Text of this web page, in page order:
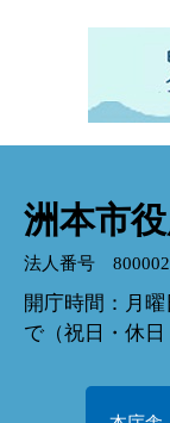
洲本市
法人番号
開庁時間：月
で（祝日・休日